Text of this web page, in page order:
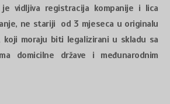
vidljiva registracija kompanije i lica
ne stariji od 3 mjeseca u originalu
moraju biti legalizirani u skladu sa
domicilne države i međunarodnim